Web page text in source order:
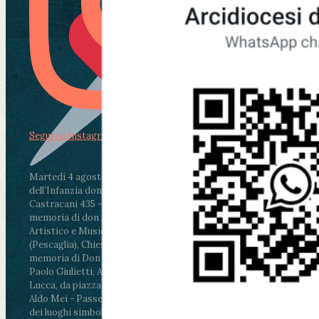
Martedì 4 agosto2026
ore 11:30 - Lucca, Scuola
dell’Infanzia don Aldo Mei - Viale Castruccio
Castracani 435 - Inaugurazione murales in
memoria di don Aldo Mei curato dal Liceo
Artistico e Musicale “Passaglia”
ore 18 - Fiano
(Pescaglia), Chiesa parrocchiale - Messa in
memoria di Don Aldo Mei celebrata da mons.
Paolo Giulietti, Arcivescovo di Lucca
ore 20.30 -
Lucca, da piazza San Michele al Cippo di don
Aldo Mei - Passeggiata della Memoria in alcuni
dei luoghi simbolo della città. Ritrovo alle ore
Segui su Instagram